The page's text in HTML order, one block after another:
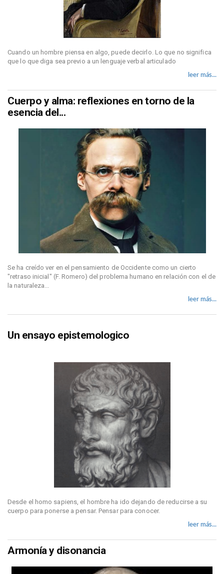
Cuando un hombre piensa en algo, puede decirlo. Lo que no significa
que lo que diga sea previo a un lenguaje verbal articulado
leer más...
Cuerpo y alma: reflexiones en torno de la
esencia del...
Se ha creído ver en el pensamiento de Occidente como un cierto
"retraso inicial" (F. Romero) del problema humano en relación con el de
la naturaleza...
leer más...
Un ensayo epistemologico
Desde el homo sapiens, el hombre ha ido dejando de reducirse a su
cuerpo para ponerse a pensar. Pensar para conocer.
leer más...
Armonía y disonancia